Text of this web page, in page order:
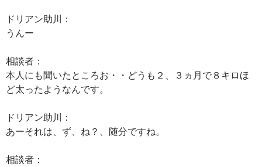
ドリアン助川：
うんー
相談者：
本人にも聞いたところお・・どうも２、３ヵ月で８キロほ
ど太ったようなんです。
ドリアン助川：
あーそれは、ず、ね？、随分ですね。
相談者：